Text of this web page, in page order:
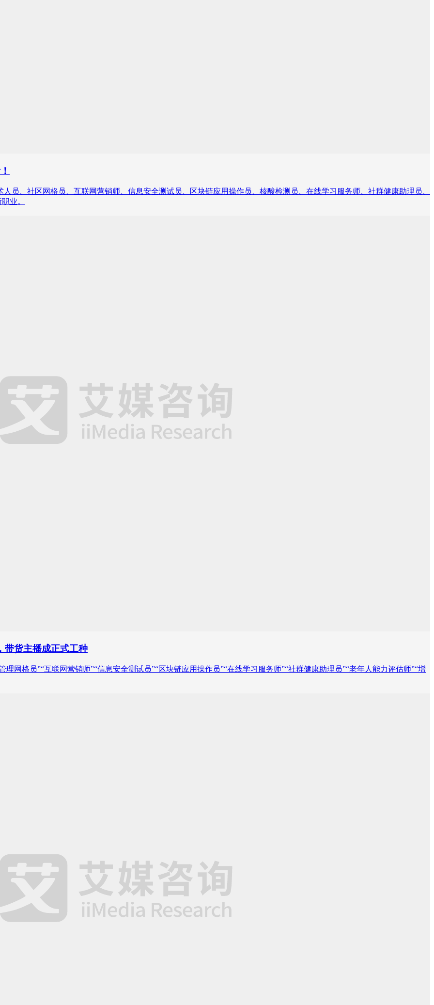
员、社区网格员、互联网营销师、信息安全测试员、区块链应用操作员、核酸检测员、在线学习服务师、社群健康助理员、
业。
带货主播成正式工种
网格员”“互联网营销师”“信息安全测试员”“区块链应用操作员”“在线学习服务师”“社群健康助理员”“老年人能力评估师”“增